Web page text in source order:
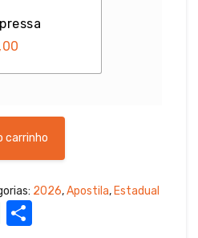
carrinho
2026,Apostila, Estadual
W